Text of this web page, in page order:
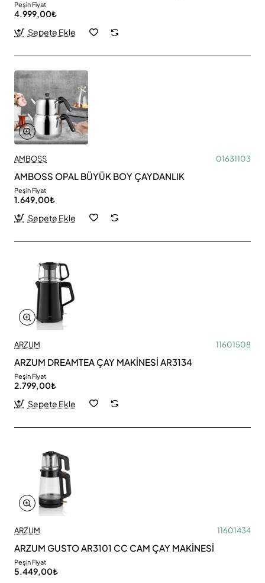
Peşin Fiyat
4.999,00₺
Sepete Ekle
AMBOSS 01631103
AMBOSS OPAL BÜYÜK BOY ÇAYDANLIK
Peşin Fiyat
1.649,00₺
Sepete Ekle
ARZUM 11601508
ARZUM DREAMTEA ÇAY MAKİNESİ AR3134
Peşin Fiyat
2.799,00₺
Sepete Ekle
ARZUM 11601434
ARZUM GUSTO AR3101 CC CAM ÇAY MAKİNESİ
Peşin Fiyat
5.449,00₺